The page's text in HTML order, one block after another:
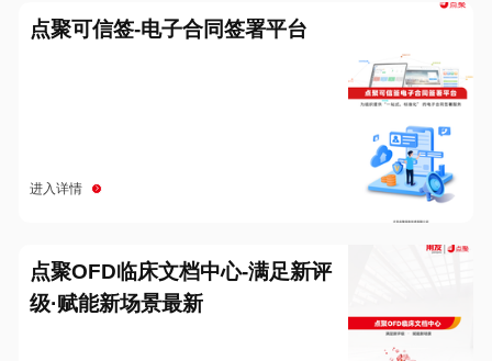
点聚可信签-电子合同签署平台
进入详情
点聚OFD临床文档中心-满足新评
级·赋能新场景最新